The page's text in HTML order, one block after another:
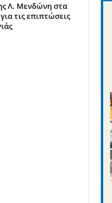
Λ. Μενδώνη στα
τις επιπτώσεις